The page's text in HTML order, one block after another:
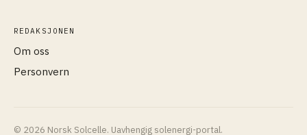
REDAKSJONEN
Om oss
Personvern
© 2026 Norsk Solcelle. Uavhengig solenergi-portal.